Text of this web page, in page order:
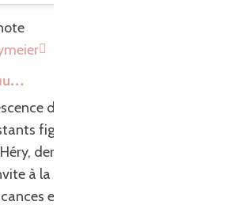
de la vie, on aime profiter
figés dans le temps ! Ici au
dernier mouillage avant le
à la relaxation et à l’envie de
en Côte de Granit Rose ?